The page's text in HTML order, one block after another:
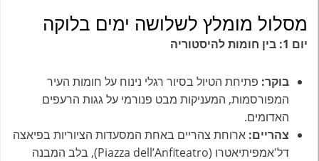
מסלול מומלץ לשלושה ימים בלוקה
יום 1: בין חומות להיסטוריה
בוקר: פתיחת הטיול בסיור רגלי נינוח על חומות העיר
המפורסמות, המעניקות מבט פנורמי על גגות הרעפים
האדומים.
צהריים: ארוחת צהריים באחת המסעדות הציוריות בפיאצה
דל'אמפיתיאטרו (Piazza dell’Anfiteatro), בלב המבנה